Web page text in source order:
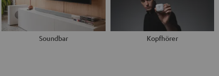
Soundbar Kopfhörer